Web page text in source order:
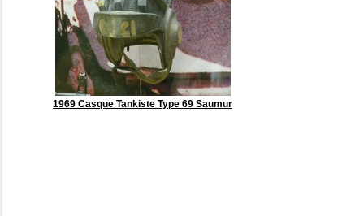
1969 Casque Tankiste Type 69 Saumur